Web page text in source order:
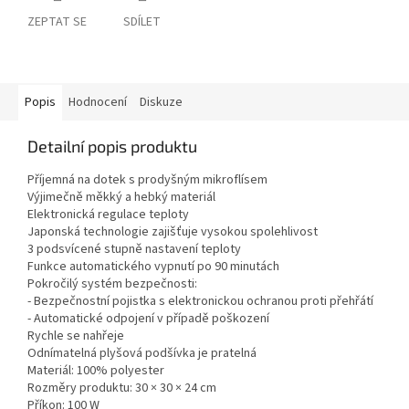
ZEPTAT SE SDÍLET
Popis Hodnocení Diskuze
Detailní popis produktu
Příjemná na dotek s prodyšným mikroflísem
Výjimečně měkký a hebký materiál
Elektronická regulace teploty
Japonská technologie zajišťuje vysokou spolehlivost
3 podsvícené stupně nastavení teploty
Funkce automatického vypnutí po 90 minutách
Pokročilý systém bezpečnosti:
- Bezpečnostní pojistka s elektronickou ochranou proti přehřátí
- Automatické odpojení v případě poškození
Rychle se nahřeje
Odnímatelná plyšová podšívka je pratelná
Materiál: 100% polyester
Rozměry produktu: 30 × 30 × 24 cm